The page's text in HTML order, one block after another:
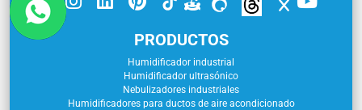
PRODUCTOS
Humidificador industrial
Humidificador ultrasónico
Nebulizadores industriales
Humidificadores para ductos de aire acondicionado